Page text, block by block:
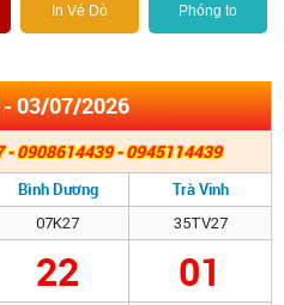
In Vé Dò Phóng to
- 03/07/2026
- 0908614439 - 0945114439
Bình Dương Trà Vinh
07K27 35TV27
22 01